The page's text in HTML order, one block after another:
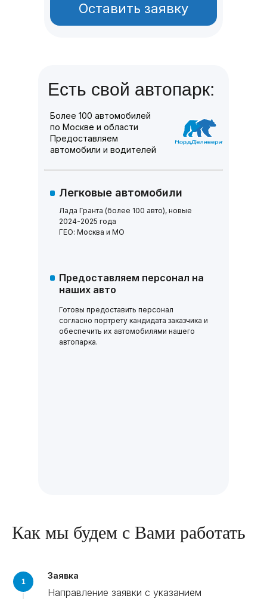
Оставить заявку
Лада Гранта (более 100 авто), новые
2024-2025 года
ГЕО: Москва и МО
Легковые автомобили
Готовы предоставить персонал
согласно портрету кандидата заказчика и
обеспечить их автомобилями нашего
автопарка.
Предоставляем персонал на
наших авто
Есть свой автопарк:
Более 100 автомобилей
по Москве и области
Предоставляем
автомобили и водителей
Как мы будем с Вами работать
Заявка
Направление заявки с указанием